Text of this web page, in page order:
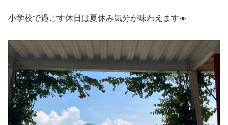
小学校で過ごす休日は夏休み気分が味わえます☀️